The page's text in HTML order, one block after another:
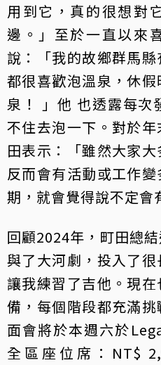
用到它，真的很想對
邊。」至於一直以來
說：「我的故鄉群馬
都很喜歡泡溫泉，休
泉！ 」他 也透露每次
不住去泡一下。對於
田表示：「雖然大家
反而會有活動或工作
期，就會覺得說不定會
回顧2024年，町田總
與了大河劇，投入了
讓我練習了吉他。現
備，每個階段都充滿
面會將於本週六於
全區座位席：NT$